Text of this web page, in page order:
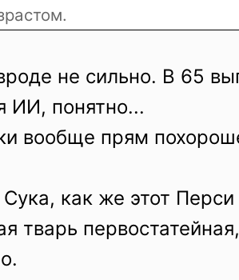
не сильно. В 65
ИИ, понятно...
вообще прям
Сука, как же этот
тварь